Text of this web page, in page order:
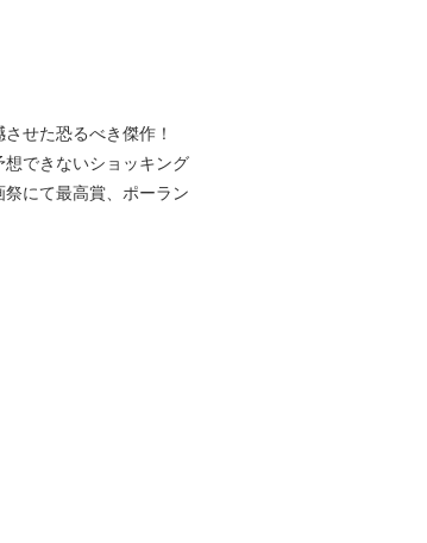
せた恐るべき傑作！
できないショッキング
にて最高賞、ポーラン